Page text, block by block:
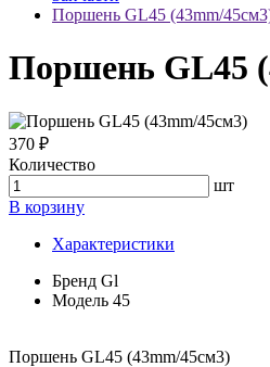
Поршень GL45 (43mm/
Поршень GL45
370 ₽
Количество
шт
В корзину
Характеристики
Бренд Gl
Модель 45
Поршень GL45 (43mm/45см3)